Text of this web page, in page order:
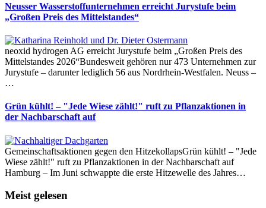
Neusser Wasserstoffunternehmen erreicht Jurystufe beim
„Großen Preis des Mittelstandes“
neoxid hydrogen AG erreicht Jurystufe beim „Großen Preis des
Mittelstandes 2026“Bundesweit gehören nur 473 Unternehmen zur
Jurystufe – darunter lediglich 56 aus Nordrhein-Westfalen. Neuss –
…
Grün kühlt! – "Jede Wiese zählt!" ruft zu Pflanzaktionen in
der Nachbarschaft auf
Gemeinschaftsaktionen gegen den HitzekollapsGrün kühlt! – "Jede
Wiese zählt!" ruft zu Pflanzaktionen in der Nachbarschaft auf
Hamburg – Im Juni schwappte die erste Hitzewelle des Jahres…
Meist gelesen